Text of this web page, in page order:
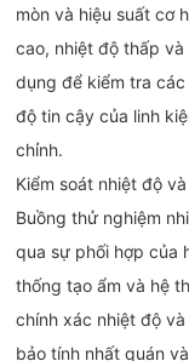
mòn và hiệu suất cơ
cao, nhiệt độ thấp
dụng để kiểm tra
độ tin cậy của linh
chỉnh.
Kiểm soát nhiệt độ
Buồng thử nghiệm
qua sự phối hợp của
thống tạo ẩm và hệ
chính xác nhiệt độ
bảo tính nhất quán